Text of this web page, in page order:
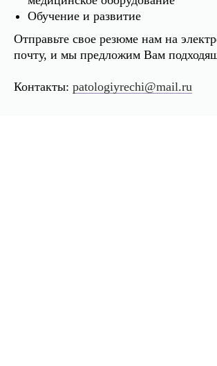
Обучение и развитие
Отправьте свое резюме нам на
почту, и мы предложим Вам
Контакты: patologiyrechi@mail.ru